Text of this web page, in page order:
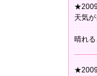
天気
晴れ